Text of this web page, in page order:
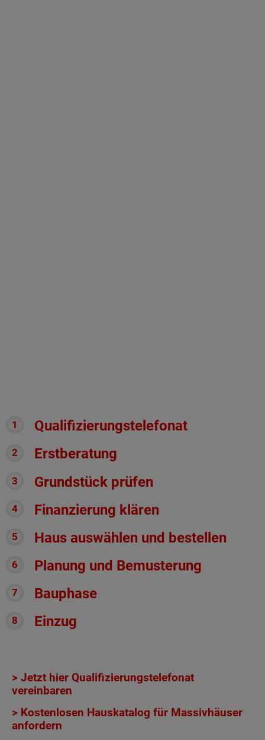
Qualifizierungstelefonat
Erstberatung
Grundstück prüfen
Finanzierung klären
Haus auswählen und bestellen
Planung und Bemusterung
Bauphase
Einzug
> Jetzt hier Qualifizierungstelefonat
vereinbaren
> Kostenlosen Hauskatalog für Massivhäuser
anfordern